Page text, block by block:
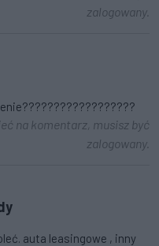
zalogowany.
na komentarz, musisz być
zalogowany.
auta leasingowe , inny